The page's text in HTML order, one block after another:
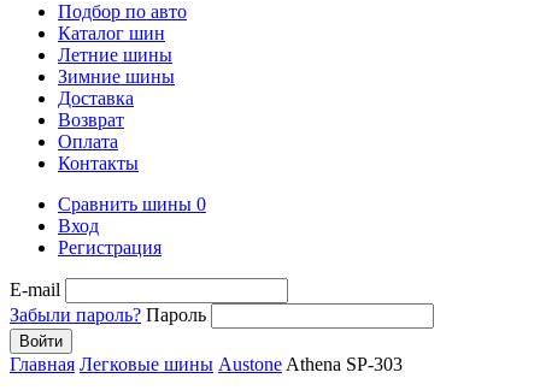
Подбор по авто
Каталог шин
Летние шины
Зимние шины
Доставка
Возврат
Оплата
Контакты
Сравнить шины 0
Вход
Регистрация
E-mail
Забыли пароль? Пароль
Войти
Главная Легковые шины AustoneAthena SP-303